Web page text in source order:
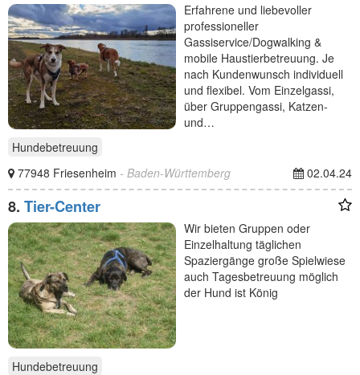
Erfahrene und liebevoller
professioneller
Gassiservice/Dogwalking &
mobile Haustierbetreuung. Je
nach Kundenwunsch individuell
und flexibel. Vom Einzelgassi,
über Gruppengassi, Katzen-
und…
Hundebetreuung
77948 Friesenheim - Baden-Württemberg 02.04.24
8. Tier-Center
Wir bieten Gruppen oder
Einzelhaltung täglichen
Spaziergänge große Spielwiese
auch Tagesbetreuung möglich
der Hund ist König
Hundebetreuung